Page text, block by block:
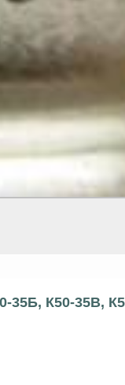
35Б, К50-35В,